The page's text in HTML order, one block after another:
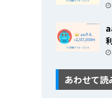
あわせて読